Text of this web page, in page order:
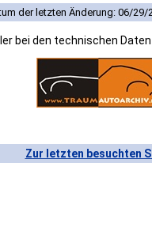
der letzten Änderung: 06/29/
bei den technischen
Zur letzten besuchten